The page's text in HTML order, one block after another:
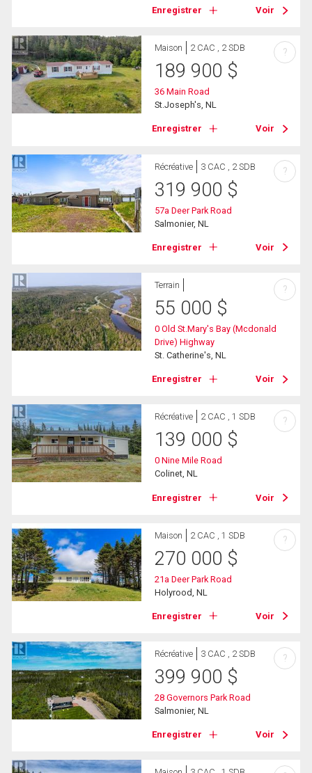
Enregistrer Voir
Maison 2 CAC , 2 SDB
189 900 $
36 Main Road
St.Joseph's, NL
Enregistrer Voir
?
Récréative 3 CAC , 2 SDB
319 900 $
57a Deer Park Road
Salmonier, NL
Enregistrer Voir
?
Terrain
55 000 $
0 Old St.Mary's Bay (Mcdonald
Drive) Highway
St. Catherine's, NL
Enregistrer Voir
?
Récréative 2 CAC , 1 SDB
139 000 $
0 Nine Mile Road
Colinet, NL
Enregistrer Voir
?
Maison 2 CAC , 1 SDB
270 000 $
21a Deer Park Road
Holyrood, NL
Enregistrer Voir
?
Récréative 3 CAC , 2 SDB
399 900 $
28 Governors Park Road
Salmonier, NL
Enregistrer Voir
?